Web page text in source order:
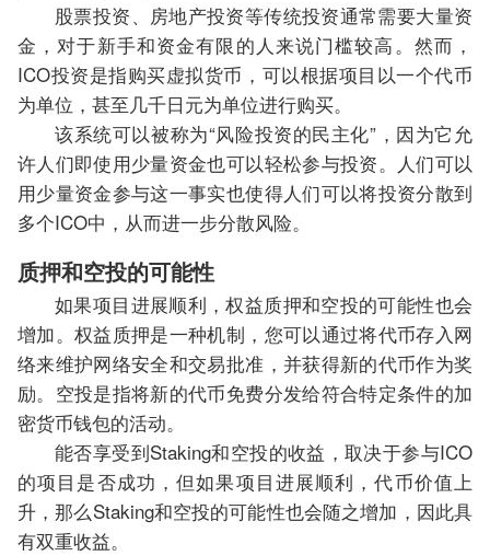
股票投资、房地产投资等传统投资通常需要大量资
金，对于新手和资金有限的人来说门槛较高。然而，
ICO投资是指购买虚拟货币，可以根据项目以一个代币
为单位，甚至几千日元为单位进行购买。
该系统可以被称为“风险投资的民主化”，因为它允
许人们即使用少量资金也可以轻松参与投资。人们可以
用少量资金参与这一事实也使得人们可以将投资分散到
多个ICO中，从而进一步分散风险。
质押和空投的可能性
如果项目进展顺利，权益质押和空投的可能性也会
增加。权益质押是一种机制，您可以通过将代币存入网
络来维护网络安全和交易批准，并获得新的代币作为奖
励。空投是指将新的代币免费分发给符合特定条件的加
密货币钱包的活动。
能否享受到Staking和空投的收益，取决于参与ICO
的项目是否成功，但如果项目进展顺利，代币价值上
升，那么Staking和空投的可能性也会随之增加，因此具
有双重收益。